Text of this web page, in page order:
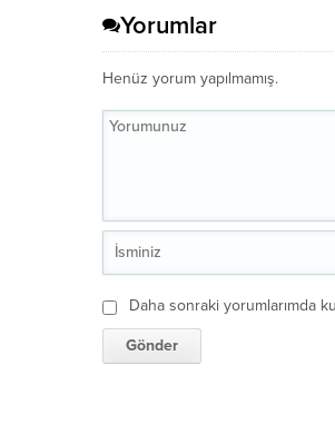
Yorumlar
Henüz yorum yapılmamış.
Daha sonraki yorumlarımda